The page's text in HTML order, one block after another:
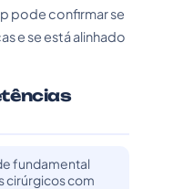
pode confirmar se
e se está alinhado
fundamental
cirúrgicos com